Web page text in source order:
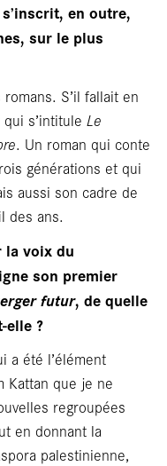
en outre,
sur le plus
S’il fallait en
s’intitule Le
. Un roman qui conte
générations et qui
aussi son cadre de
des ans.
la voix du
son premier
futur, de quelle
elle ?
a été l’élément
Kattan que je ne
regroupées
en donnant la
palestinienne,